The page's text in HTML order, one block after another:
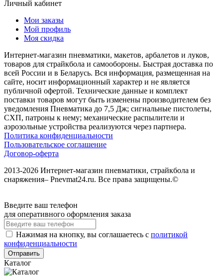
Личный кабинет
Мои заказы
Мой профиль
Моя скидка
Интернет-магазин пневматики, макетов, арбалетов и луков,
товаров для страйкбола и самообороны. Быстрая доставка по
всей России и в Беларусь. Вся информация, размещенная на
сайте, носит информационный характер и не является
публичной офертой. Технические данные и комплект
поставки товаров могут быть изменены производителем без
уведомления Пневматика до 7,5 Дж; сигнальные пистолеты,
СХП, патроны к нему; механические распылители и
аэрозольные устройства реализуются через партнера.
Политика конфиденциальности
Пользовательское соглашение
Договор-оферта
2013-2026 Интернет-магазин пневматики, страйкбола и
снаряжения– Pnevmat24.ru. Все права защищены.©
Введите ваш телефон
для оперативного оформления заказа
Нажимая на кнопку, вы соглашаетесь с политикой
конфиденциальности
Отправить
Каталог